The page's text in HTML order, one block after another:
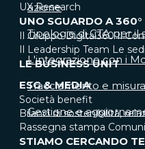
UX Research
UNO SGUARDO A 360°
Il Gruppo Digital360 Il
Il Leadership Team Le sedi
LE BUSINESS UNIT
ESG & MEDIA
Società benefit
Bilanci di sostenibilità,
Rassegna stampa
STIAMO CERCANDO TE
azione
Tipologie di CTA per il
L'integrazione con i
Tracciamento e
Gestione e